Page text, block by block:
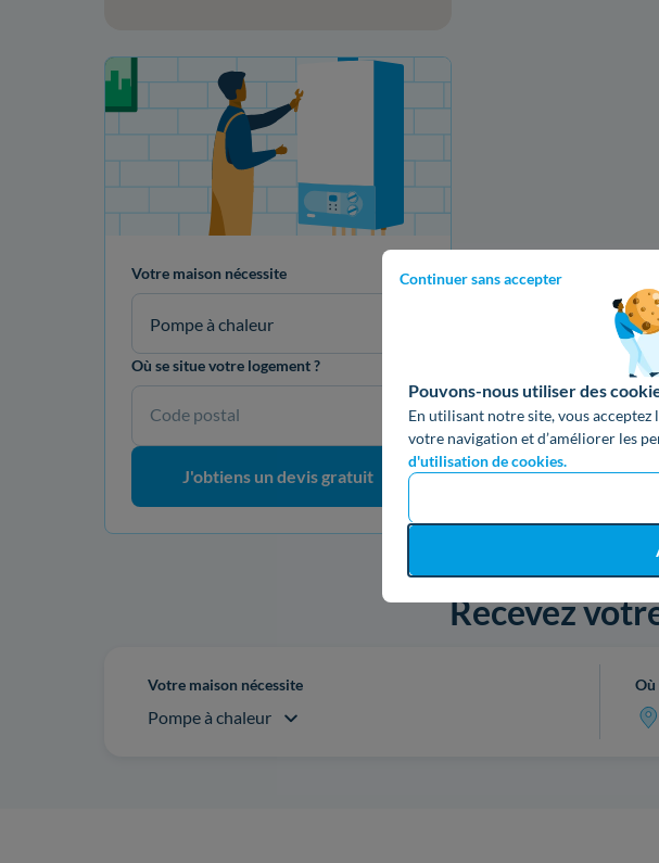
Continuer sans accepter
Pouvons-nous utiliser des
En utilisant notre site, vous
votre navigation et d’améliorer les
d'utilisation de cookies.
Votre projet de rénovation
Votre maison nécessite
Pompe à chaleur
Où se situe votre logement ?
Code postal
J'obtiens un devis gratuit
Recevez
Votre maison nécessite
Pompe à chaleur
Où